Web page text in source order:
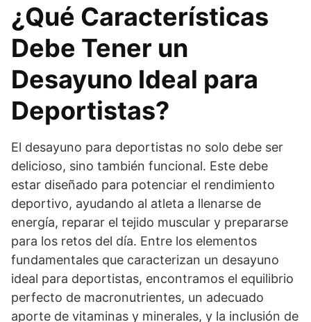
¿Qué Características
Debe Tener un
Desayuno Ideal para
Deportistas?
El desayuno para deportistas no solo debe ser
delicioso, sino también funcional. Este debe
estar diseñado para potenciar el rendimiento
deportivo, ayudando al atleta a llenarse de
energía, reparar el tejido muscular y prepararse
para los retos del día. Entre los elementos
fundamentales que caracterizan un desayuno
ideal para deportistas, encontramos el equilibrio
perfecto de macronutrientes, un adecuado
aporte de vitaminas y minerales, y la inclusión de